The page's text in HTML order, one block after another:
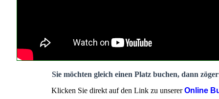
Sie möchten gleich einen Platz buchen, dann
Klicken Sie direkt auf den Link zu unsererOnline